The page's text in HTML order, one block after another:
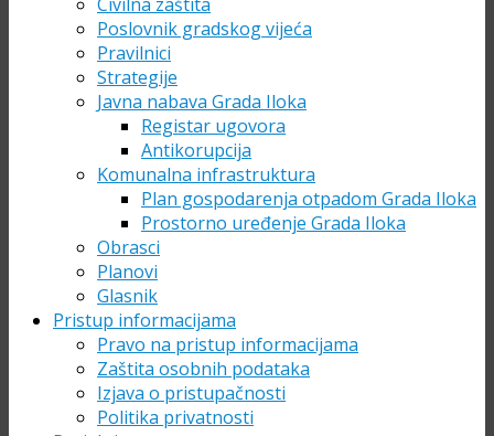
Poslovnik gradskog vijeća
Pravilnici
Strategije
Javna nabava Grada Iloka
Registar ugovora
Antikorupcija
Komunalna infrastruktura
Plan gospodarenja otpadom Grada Iloka
Prostorno uređenje Grada Iloka
Obrasci
Planovi
Glasnik
Pristup informacijama
Pravo na pristup informacijama
Zaštita osobnih podataka
Izjava o pristupačnosti
Politika privatnosti